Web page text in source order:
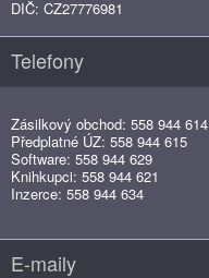
DIČ: CZ27776981
Telefony
Zásilkový obchod: 558 944 614
Předplatné ÚZ: 558 944 615
Software: 558 944 629
Knihkupci: 558 944 621
Inzerce: 558 944 634
E-maily